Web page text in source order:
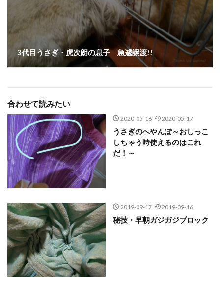
3代目うさぎ・虎次朗の息子 急遽譲渡!!
合わせて読みたい
2020-05-16 2020-05-17
うさぎのへやんぽ～おしっこ
しちゃう時使えるのはこれ
だ！～
2019-09-17 2019-09-16
秘技・早朝ガジガジブロック